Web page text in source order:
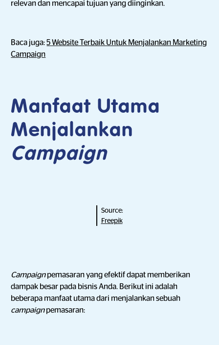
relevan dan mencapai tujuan yang diinginkan.
Baca juga:5 Website Terbaik Untuk Menjalankan Marketing
Campaign
Manfaat Utama
Menjalankan
Campaign
Source:
Freepik
Campaignpemasaran yang efektif dapat memberikan
dampak besar pada bisnis Anda. Berikut ini adalah
beberapa manfaat utama dari menjalankan sebuah
campaignpemasaran: